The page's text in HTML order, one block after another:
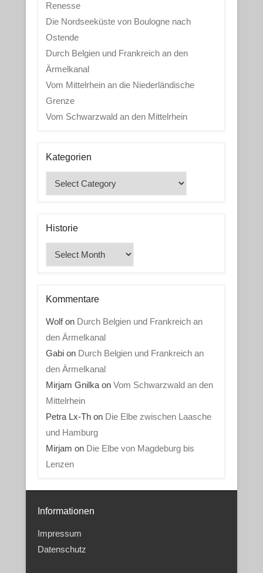
Renesse
Die Nordseeküste von Boulogne nach
Ostende
Durch Belgien und Frankreich an den
Ärmelkanal
Vom Mittelrhein an die Niederländische
Grenze
Vom Schwarzwald an den Mittelrhein
Kategorien
Kategorien
Historie
Historie
Kommentare
Wolfon Durch Belgien und Frankreich an
den Ärmelkanal
Gabion Durch Belgien und Frankreich an
den Ärmelkanal
Mirjam Gnilkaon Vom Schwarzwald an den
Mittelrhein
Petra Lx-Thon Die Elbe zwischen Laasche
und Hamburg
Mirjam on Die Elbe von Magdeburg bis
Lenzen
Informationen
Impressum
Datenschutz